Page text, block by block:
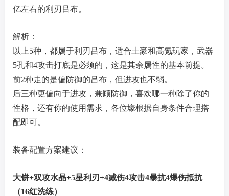
亿左右的利刃吕布。
解析：
以上5种，都属于利刃吕布，适合土豪和高氪玩家，武器
5孔和4攻击打底是必须的，这是其余属性的基本前提。
前2种走的是偏防御的吕布，但进攻也不弱。
后三种更偏向于进攻，兼顾防御，喜欢哪一种除了你的
性格，还有你的使用需求，各位壕根据自身条件合理搭
配即可。
装备配置方案建议：
大饼+双攻水晶+5星利刃+4减伤4攻击4暴抗4爆伤抵抗
（16红洗练）